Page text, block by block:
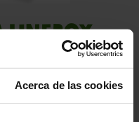
Acerca de las cookies
UNEBOX
y consumo